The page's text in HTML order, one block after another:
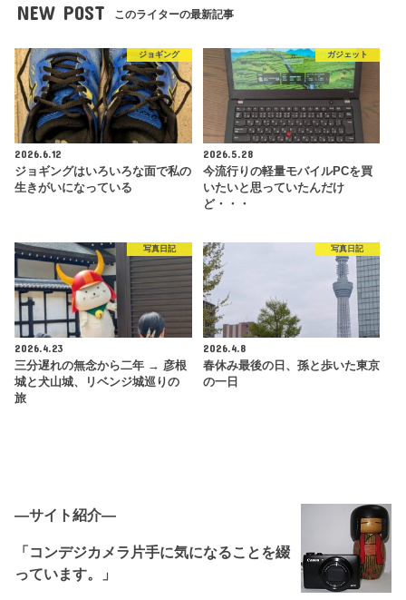
NEW POST このライターの最新記事
ジョギング
2026.6.12
ジョギングはいろいろな面で私の
生きがいになっている
ガジェット
2026.5.28
今流行りの軽量モバイルPCを買
いたいと思っていたんだけ
ど・・・
写真日記
2026.4.23
三分遅れの無念から二年 → 彦根
城と犬山城、リベンジ城巡りの
旅
写真日記
2026.4.8
春休み最後の日、孫と歩いた東京
の一日
―サイト紹介―
「コンデジカメラ片手に気になることを綴
っています。」